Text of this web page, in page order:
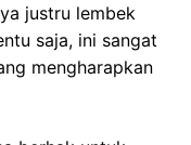
justru lembek
saja, ini sangat
mengharapkan